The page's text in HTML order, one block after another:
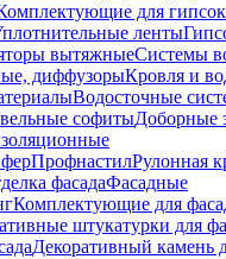
для
ленты
вытяжныеСистемы
диффузорыКровля и
Водосточные
софитыДоборные
ПрофнастилРулонная
фасадаФасадные
Комплектующие для
штукатурки для
Декоративный камень